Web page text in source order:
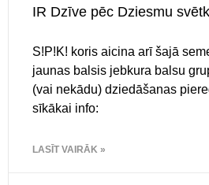
IR Dzīve pēc Dziesmu
S!P!K! koris aicina arī šajā
jaunas balsis jebkura balsu
(vai nekādu) dziedāšanas
sīkākai info:
LASĪT VAIRĀK »